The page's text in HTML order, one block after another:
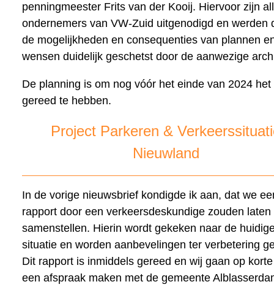
penningmeester Frits van der Kooij. Hiervoor zijn
ondernemers van VW-Zuid uitgenodigd en werden
de mogelijkheden en consequenties van plannen
wensen duidelijk geschetst door de aanwezige
De planning is om nog vóór het einde van 2024 het
gereed te hebben.
Project Parkeren &
Nieuwland
In de vorige nieuwsbrief kondigde ik aan, dat we
rapport door een verkeersdeskundige zouden laten
samenstellen. Hierin wordt gekeken naar de
situatie en worden aanbevelingen ter verbetering
Dit rapport is inmiddels gereed en wij gaan op
een afspraak maken met de gemeente